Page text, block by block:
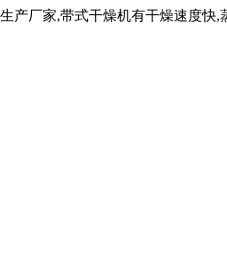
产厂家,带式干燥机有干燥速度快,